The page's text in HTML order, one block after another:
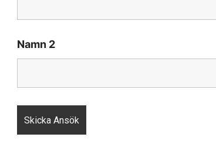
Namn 2